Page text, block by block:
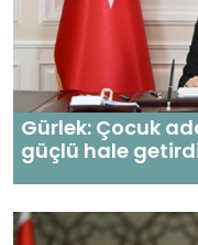
Gürlek: Çocuk
güçlü hale